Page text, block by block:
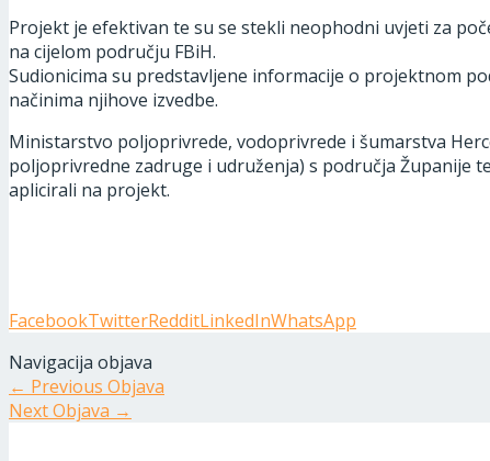
Projekt je efektivan te su se stekli neophodni uvjeti za
na cijelom području FBiH.
Sudionicima su predstavljene informacije o projektnom
načinima njihove izvedbe.
Ministarstvo poljoprivrede, vodoprivrede i šumarstva
poljoprivredne zadruge i udruženja) s područja Županije
aplicirali na projekt.
FacebookTwitterRedditLinkedInWhatsApp
Navigacija objava
← Previous Objava
Next Objava →